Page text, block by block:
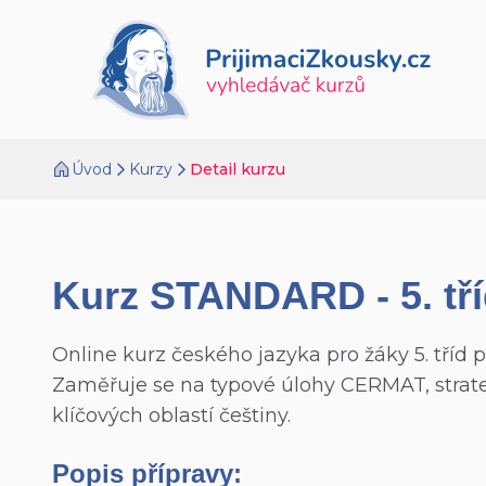
Úvod Kurzy Detail kurzu
Kurz STANDARD - 5.
Online kurz českého jazyka pro žáky 5. tříd
Zaměřuje se na typové úlohy CERMAT,
klíčových oblastí češtiny.
Popis přípravy: